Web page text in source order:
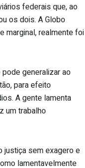
federais que, ao
os dois. A Globo
marginal, realmente foi
generalizar ao
para efeito
A gente lamenta
um trabalho
justiça sem exagero e
lamentavelmente